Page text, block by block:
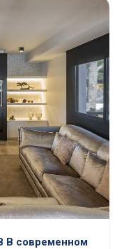
В современном